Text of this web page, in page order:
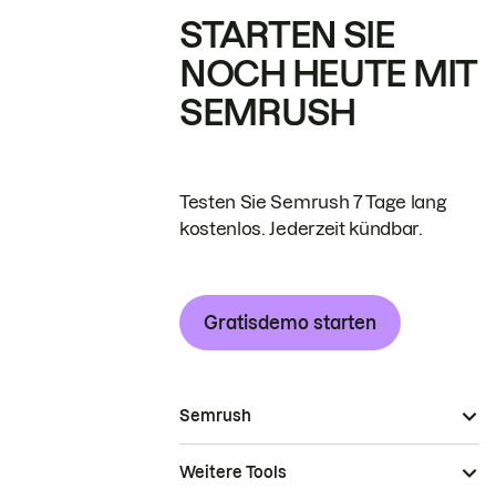
STARTEN SIE
NOCH HEUTE MIT
SEMRUSH
Testen Sie Semrush 7 Tage lang
kostenlos. Jederzeit kündbar.
Gratisdemo starten
Semrush
Weitere Tools